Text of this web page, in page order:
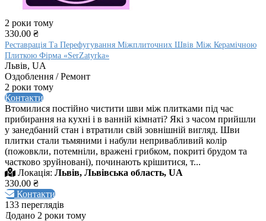
2 роки тому
330.00 ₴
Реставрація Та Перефугування Міжплиточних Швів Між Керамічною
Плиткою Фірма «SerZatyrka»
Львів, UA
Оздоблення / Ремонт
2 роки тому
Контакти
Втомилися постійно чистити шви між плитками під час
прибирання на кухні і в ванній кімнаті? Які з часом прийшли
у занедбаний стан і втратили свій зовнішній вигляд. Шви
плитки стали тьмяними і набули непривабливий колір
(пожовкли, потемніли, вражені грибком, покриті брудом та
частково зруйновані), починають крішитися, т...
Локація: Львів, Львівська область, UA
330.00 ₴
Контакти
133 переглядів
Додано 2 роки тому